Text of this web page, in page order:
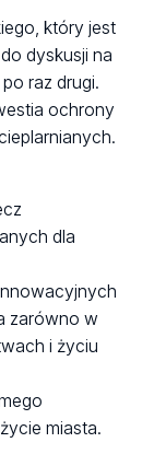
który jest
dyskusji na
raz drugi.
ochrony
dla
zarówno w
i życiu
miasta.